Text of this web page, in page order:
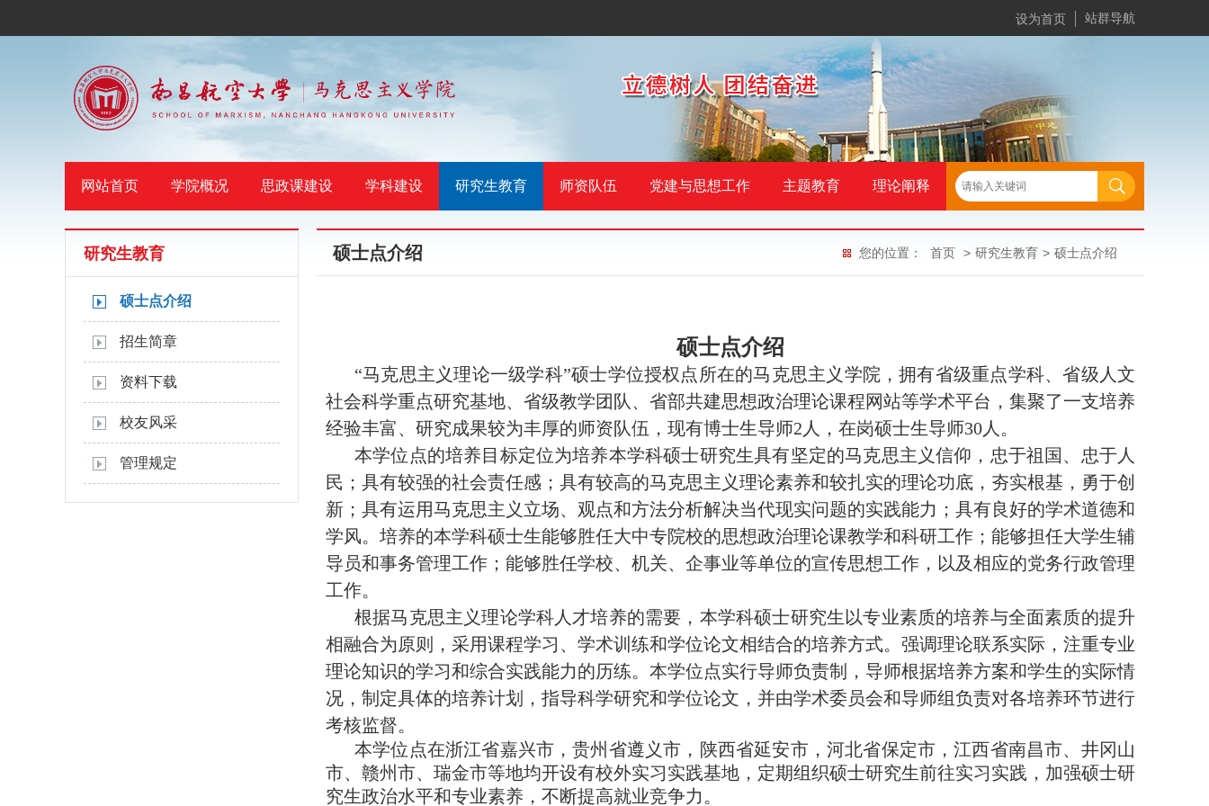
设为首页 站群导航
网站首页 学院概况 思政课建设 学科建设 研究生教育 师资队伍 党建与思想工作 主题教育 理论阐释
研究生教育
硕士点介绍
招生简章
资料下载
校友风采
管理规定
您的位置： 首页 > 研究生教育 > 硕士点介绍
硕士点介绍
硕士点介绍
“马克思主义理论一级学科”硕士学位授权点所在的马克思主义学院，拥有省级重点学科、省级人文
社会科学重点研究基地、省级教学团队、省部共建思想政治理论课程网站等学术平台，集聚了一支培养
经验丰富、研究成果较为丰厚的师资队伍，现有博士生导师2 人，在岗硕士生导师30人。
本学位点的培养目标定位为培养本学科硕士研究生具有坚定的马克思主义信仰，忠于祖国、忠于人
民；具有较强的社会责任感；具有较高的马克思主义理论素养和较扎实的理论功底，夯实根基，勇于创
新；具有运用马克思主义立场、观点和方法分析解决当代现实问题的实践能力；具有良好的学术道德和
学风。培养的本学科硕士生能够胜任大中专院校的思想政治理论课教学和科研工作；能够担任大学生辅
导员和事务管理工作；能够胜任学校、机关、企事业等单位的宣传思想工作，以及相应的党务行政管理
工作。
根据马克思主义理论学科人才培养的需要，本学科硕士研究生以专业素质的培养与全面素质的提升
相融合为原则，采用课程学习、学术训练和学位论文相结合的培养方式。强调理论联系实际，注重专业
理论知识的学习和综合实践能力的历练。本学位点实行导师负责制，导师根据培养方案和学生的实际情
况，制定具体的培养计划，指导科学研究和学位论文，并由学术委员会和导师组负责对各培养环节进行
考核监督。
本学位点在浙江省嘉兴市，贵州省遵义市，陕西省延安市，河北省保定市，江西省南昌市、井冈山
市、赣州市、瑞金市等地均开设有校外实习实践基地，定期组织硕士研究生前往实习实践，加强硕士研
究生政治水平和专业素养，不断提高就业竞争力。